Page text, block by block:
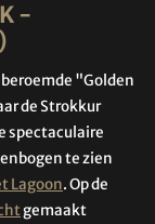
-
"Golden
de Strokkur
spectaculaire
te zien
Lagoon. Op de
gemaakt